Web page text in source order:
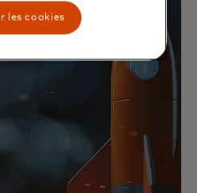
les
les cookies